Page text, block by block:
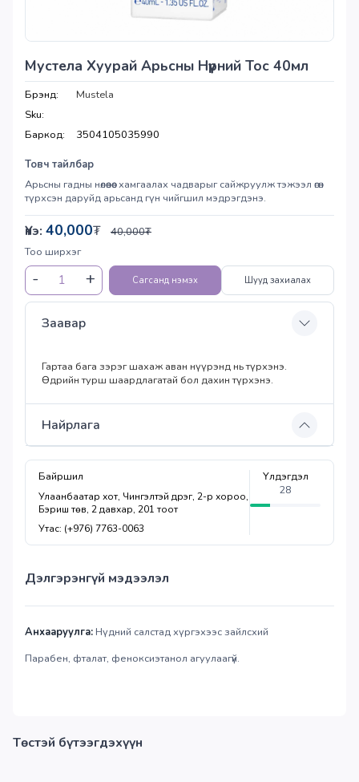
Мустела Хуурай Арьсны Нүүрний Тос 40мл
Брэнд:
Mustela
Sku:
Баркод:
3504105035990
Товч тайлбар
Арьсны гадны нөлөөнөөс хамгаалах чадварыг сайжруулж тэжээл өгөн
түрхсэн даруйд арьсанд гүн чийгшил мэдрэгдэнэ.
Үнэ: 40,000₮ 40,000₮
Тоо ширхэг
Сагсанд нэмэх Шууд захиалах
Заавар
Гартаа бага зэрэг шахаж аван нүүрэнд нь түрхэнэ.
Өдрийн турш шаардлагатай бол дахин түрхэнэ.
Найрлага
Байршил
Улаанбаатар хот, Чингэлтэй дүүрэг, 2-р хороо,
Бэриш төв, 2 давхар, 201 тоот
Утас: (+976) 7763-0063
Үлдэгдэл
28
Дэлгэрэнгүй мэдээлэл
Анхааруулга: Нүдний салстад хүргэхээс зайлсхий
Парабен, фталат, феноксиэтанол агуулаагүй.
Төстэй бүтээгдэхүүн